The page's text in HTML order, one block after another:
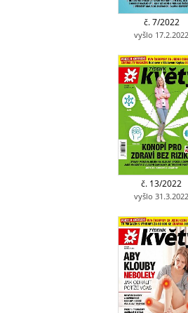
č. 7/2022
vyšlo 17.2.2022
č. 13/2022
vyšlo 31.3.2022